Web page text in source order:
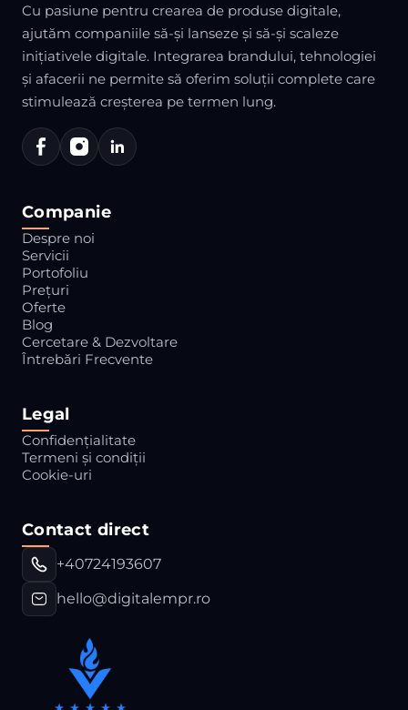
Cu pasiune pentru crearea de produse digitale,
ajutăm companiile să-și lanseze și să-și scaleze
inițiativele digitale. Integrarea brandului, tehnologiei
și afacerii ne permite să oferim soluții complete care
stimulează creșterea pe termen lung.
Companie
Despre noi
Servicii
Portofoliu
Prețuri
Oferte
Blog
Cercetare & Dezvoltare
Întrebări Frecvente
Legal
Confidențialitate
Termeni și condiții
Cookie-uri
Contact direct
+40724193607
hello@digitalempr.ro